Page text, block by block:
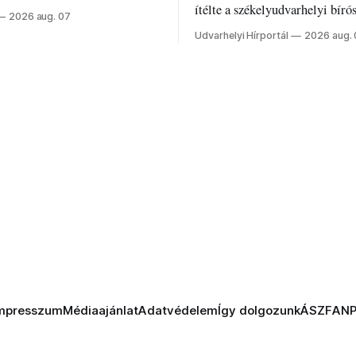
népharag, amikor
vezetőivel.
2026 aug. 07
ítélte a székelyudvarhelyi
Szabolcsot.
Udvarhelyi Hírportál 2026 aug.
MédiaajánlatAdatvédelemÍgy dolgozunkÁSZF